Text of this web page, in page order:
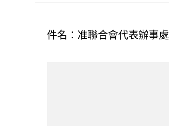
件名：准聯合會代表辦事